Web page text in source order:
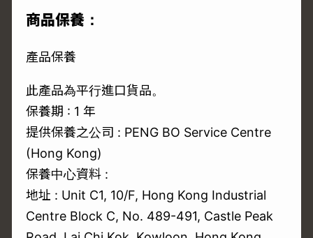
商品保養：
產品保養
此產品為平行進口貨品。
保養期 : 1 年
提供保養之公司 : PENG BO Service Centre
(Hong Kong)
保養中心資料 :
地址 : Unit C1, 10/F, Hong Kong Industrial
Centre Block C, No. 489-491, Castle Peak